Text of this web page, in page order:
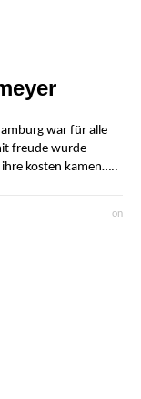
war für alle
freude wurde
kosten kamen…..
on